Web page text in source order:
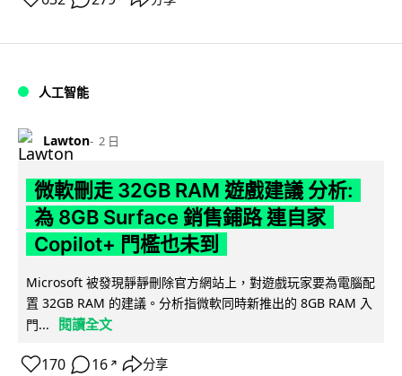
人工智能
Lawton 2 日
微軟刪走 32GB RAM 遊戲建議 分析:
為 8GB Surface 銷售鋪路 連自家
Copilot+ 門檻也未到
Microsoft 被發現靜靜刪除官方網站上，對遊戲玩家要為電腦配
置 32GB RAM 的建議。分析指微軟同時新推出的 8GB RAM 入
門...
閱讀全文
170 16 ↗ 分享